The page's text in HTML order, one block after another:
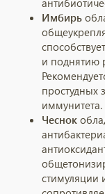
Имбирь
и поднятию
простудных
иммунитета.
Чеснок